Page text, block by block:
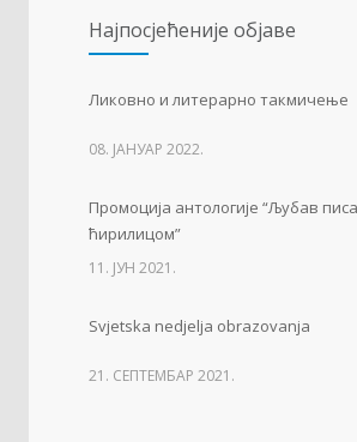
Најпосјећеније објаве
Ликовно и литерарно такмичење
08. ЈАНУАР 2022.
Промоција антологије “Љубав
ћирилицом”
11. ЈУН 2021.
Svjetska nedjelja obrazovanja
21. СЕПТЕМБАР 2021.